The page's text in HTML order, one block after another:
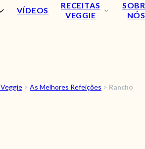
VÍDEOS
RECEITAS
VEGGIE
NÓS
RECEITAS
> As Melhores Refeições > Rancho